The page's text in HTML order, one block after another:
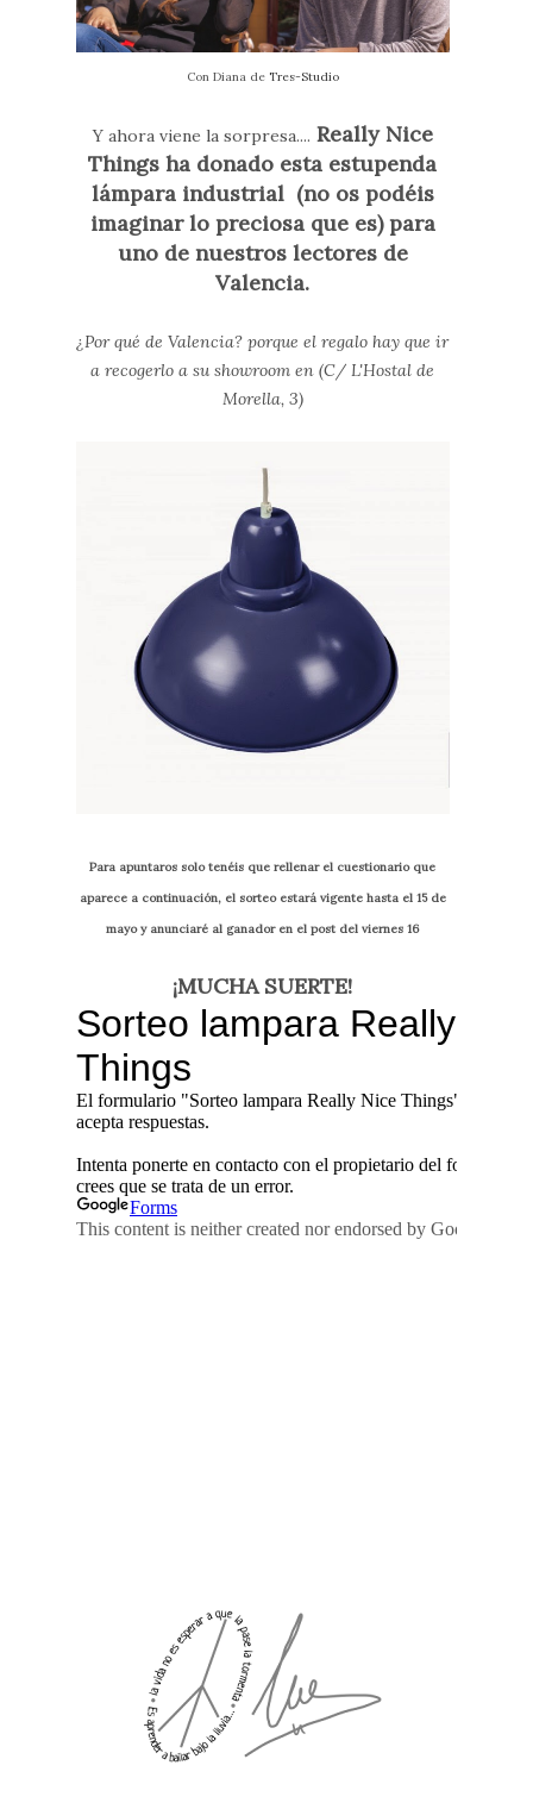
Con Diana de Tres-Studio
Y ahora viene la sorpresa.... Really Nice
Things ha donado esta estupenda
lámpara industrial (no os podéis
imaginar lo preciosa que es) para
uno de nuestros lectores de
Valencia.
¿Por qué de Valencia? porque el regalo hay que ir
a recogerlo a su showroom en (C/ L'Hostal de
Morella, 3)
Para apuntaros solo tenéis que rellenar el cuestionario que
aparece a continuación, el sorteo estará vigente hasta el 15 de
mayo y anunciaré al ganador en el post del viernes 16
¡MUCHA SUERTE!